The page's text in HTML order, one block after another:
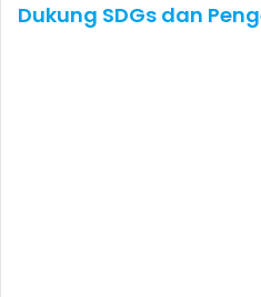
Dukung SDGs dan